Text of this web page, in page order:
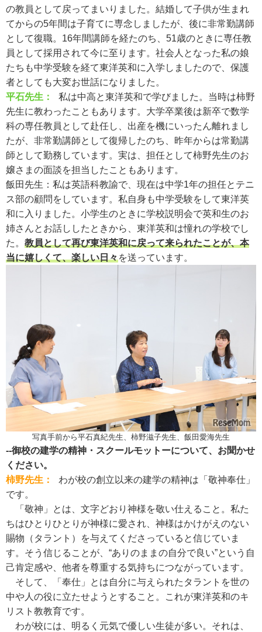
の教員として戻ってまいりました。結婚して子供が生まれ
てからの5年間は子育てに専念しましたが、後に非常勤講師
として復職。16年間講師を経たのち、51歳のときに専任教
員として採用されて今に至ります。社会人となった私の娘
たちも中学受験を経て東洋英和に入学しましたので、保護
者としても大変お世話になりました。
平石先生：
私は中高と東洋英和で学びました。当時は柿野
先生に教わったこともあります。大学卒業後は新卒で数学
科の専任教員として赴任し、出産を機にいったん離れまし
たが、非常勤講師として復帰したのち、昨年からは常勤講
師として勤務しています。実は、担任として柿野先生のお
嬢さまの面談を担当したこともあります。
飯田先生： 私は英語科教諭で、現在は中学1年の担任とテニ
ス部の顧問をしています。私自身も中学受験をして東洋英
和に入りました。小学生のときに学校説明会で英和生のお
姉さんとお話ししたときから、東洋英和は憧れの学校でし
た。 教員として再び東洋英和に戻って来られたことが、本
当に嬉しくて、楽しい日々を送っています。
写真手前から平石真紀先生、柿野滋子先生、飯田愛海先生
--御校の建学の精神・スクールモットーについて、お聞かせ
ください。
柿野先生：
わが校の創立以来の建学の精神は「敬神奉仕」
です。
「敬神」とは、文字どおり神様を敬い仕えること。私た
ちはひとりひとりが神様に愛され、神様はかけがえのない
賜物（タラント）を与えてくださっていると信じていま
す。そう信じることが、“ありのままの自分で良い”という自
己肯定感や、他者を尊重する気持ちにつながっています。
そして、「奉仕」とは自分に与えられたタラントを世の
中や人の役に立たせようとすること。これが東洋英和のキ
リスト教教育です。
わが校には、明るく元気で優しい生徒が多い。それは、